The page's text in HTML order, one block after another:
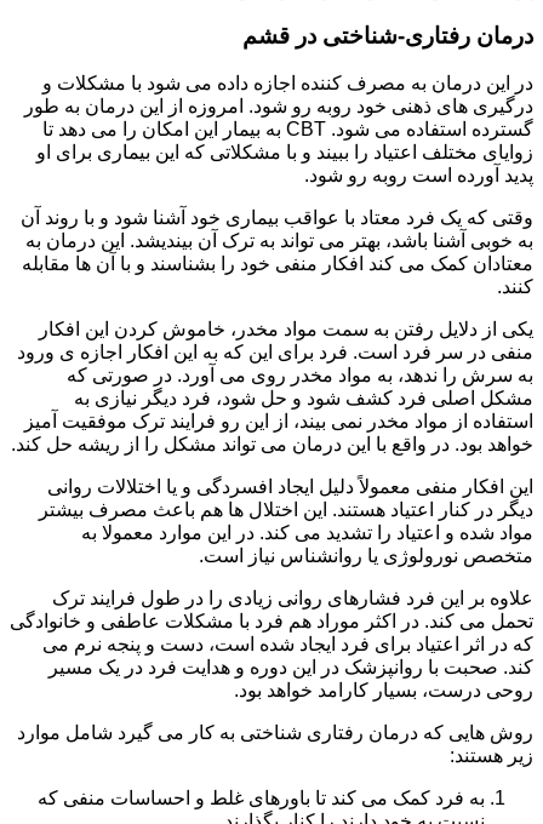
درمان رفتاری-شناختی در قشم
در این درمان به مصرف کننده اجازه داده می شود با مشکلات و
درگیری های ذهنی خود روبه رو شود. امروزه از این درمان به طور
گسترده استفاده می شود. CBT به بیمار این امکان را می دهد تا
زوایای مختلف اعتیاد را ببیند و با مشکلاتی که این بیماری برای او
پدید آورده است روبه رو شود.
وقتی که یک فرد معتاد با عواقب بیماری خود آشنا شود و با روند آن
به خوبی آشنا باشد، بهتر می تواند به ترک آن بیندیشد. این درمان به
معتادان کمک می کند افکار منفی خود را بشناسند و با آن ها مقابله
کنند.
یکی از دلایل رفتن به سمت مواد مخدر، خاموش کردن این افکار
منفی در سر فرد است. فرد برای این که به این افکار اجازه ی ورود
به سرش را ندهد، به مواد مخدر روی می آورد. در صورتی که
مشکل اصلی فرد کشف شود و حل شود، فرد دیگر نیازی به
استفاده از مواد مخدر نمی بیند، از این رو فرایند ترک موفقیت آمیز
خواهد بود. در واقع با این درمان می تواند مشکل را از ریشه حل کند.
این افکار منفی معمولاً دلیل ایجاد افسردگی و یا اختلالات روانی
دیگر در کنار اعتیاد هستند. این اختلال ها هم باعث مصرف بیشتر
مواد شده و اعتیاد را تشدید می کند. در این موارد معمولا به
متخصص نورولوژی یا روانشناس نیاز است.
علاوه بر این فرد فشارهای روانی زیادی را در طول فرایند ترک
تحمل می کند. در اکثر موراد هم فرد با مشکلات عاطفی و خانوادگی
که در اثر اعتیاد برای فرد ایجاد شده است، دست و پنجه نرم می
کند. صحبت با روانپزشک در این دوره و هدایت فرد در یک مسیر
روحی درست، بسیار کارامد خواهد بود.
روش هایی که درمان رفتاری شناختی به کار می گیرد شامل موارد
زیر هستند:
به فرد کمک می کند تا باورهای غلط و احساسات منفی که